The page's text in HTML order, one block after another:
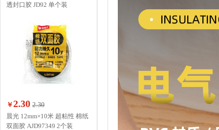
透封口胶 JD92 单个装
￥2.30 2.30
晨光 12mm×10米 超粘性 棉纸
双面胶 AJD97349 2个装